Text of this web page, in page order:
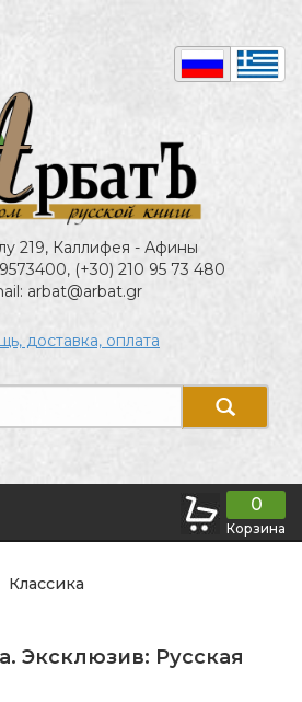
219, Каллифея - Афины
(+30) 210 95 73 480
arbat@arbat.gr
доставка, оплата
0
Корзина
Классика
Эксклюзив: Русская